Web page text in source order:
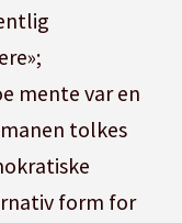
mente var en
tolkes
form for